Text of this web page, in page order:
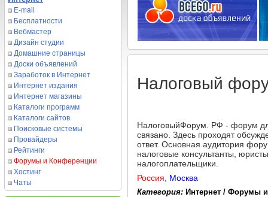
E-mail
Бесплатности
Вебмастер
Дизайн студии
Домашние страницы
Доски объявлений
Заработок в Интернет
Интернет издания
Интернет магазины
Каталоги программ
Каталоги сайтов
Поисковые системы
Провайдеры
Рейтинги
Форумы и Конференции
Хостинг
Чаты
Налоговый
НалоговыйФорум. РФ - форум
связано. Здесь проходят
ответ. Основная аудитория
налоговые консультанты,
налогоплательщики.
Россия
Москва
Категория: Интернет / Форумы